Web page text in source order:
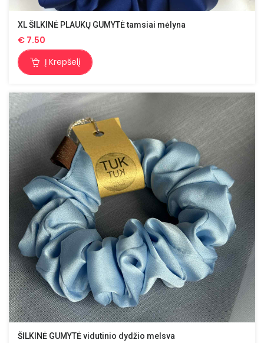
XL ŠILKINĖ PLAUKŲ GUMYTĖ tamsiai mėlyna
€ 7.50
Į Krepšelį
ŠILKINĖ GUMYTĖ vidutinio dydžio melsva